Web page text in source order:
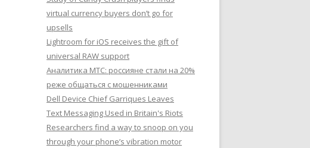
virtual currency buyers don’t go for
upsells
Lightroom for iOS receives the gift of
universal RAW support
Аналитика МТС: россияне стали на 20%
реже общаться с мошенниками
Dell Device Chief Garriques Leaves
Text Messaging Used in Britain's Riots
Researchers find a way to snoop on you
through your phone’s vibration motor